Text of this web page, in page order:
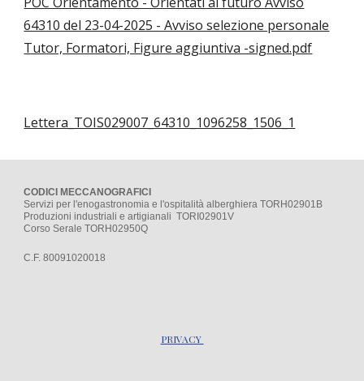
64310 del 23-04-2025 - Avviso selezione personale
Tutor, Formatori, Figure aggiuntiva -signed.pdf
Lettera_TOIS029007_64310_1096258_1506_1
CODICI MECCANOGRAFICI
Servizi per l'enogastronomia e l'ospitalità alberghiera TORH02901B
Produzioni industriali e artigianali TORI02901V
Corso Serale TORH02950Q
C.F. 80091020018
PRIVACY